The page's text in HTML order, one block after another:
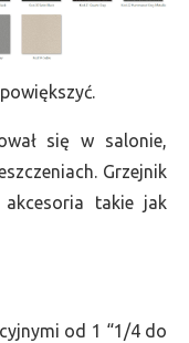
się w salonie,
Grzejnik
takie jak
od 1 “1/4 do